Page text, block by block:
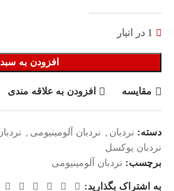
1 در انبار
افزودن به
مقایسه افزودن به علاقه مندی
دسته: نردبان , نردبان آلومینیومی ,
نردبان یوکسل
برچسب: نردبان آلومینیومی
به اشتراک بگذارید: